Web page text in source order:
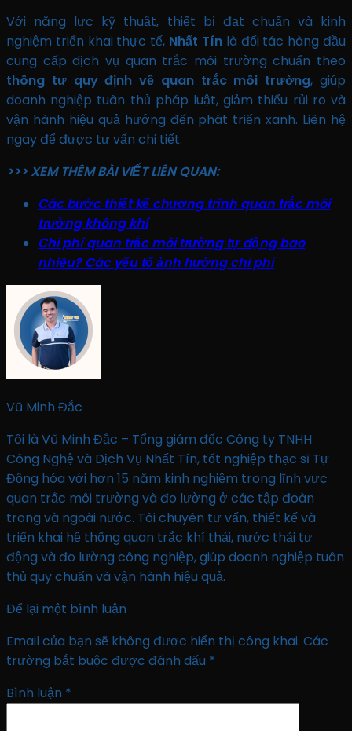
Với năng lực kỹ thuật, thiết bị đạt chuẩn và kinh
nghiệm triển khai thực tế, Nhất Tínlà đối tác hàng đầu
cung cấp dịch vụ quan trắc môi trường chuẩn theo
thông tư quy định về quan trắc môi trường, giúp
doanh nghiệp tuân thủ pháp luật, giảm thiểu rủi ro và
vận hành hiệu quả hướng đến phát triển xanh. Liên hệ
ngay để được tư vấn chi tiết.
>>> XEM THÊM BÀI VIẾT LIÊN QUAN:
Các bước thiết kế chương trình quan trắc môi
trường không khí
Chi phí quan trắc môi trường tự động bao
nhiêu? Các yếu tố ảnh hưởng chi phí
Vũ Minh Đắc
Tôi là Vũ Minh Đắc – Tổng giám đốc Công ty TNHH
Công Nghệ và Dịch Vụ Nhất Tín, tốt nghiệp thạc sĩ Tự
Động hóa với hơn 15 năm kinh nghiệm trong lĩnh vực
quan trắc môi trường và đo lường ở các tập đoàn
trong và ngoài nước. Tôi chuyên tư vấn, thiết kế và
triển khai hệ thống quan trắc khí thải, nước thải tự
động và đo lường công nghiệp, giúp doanh nghiệp tuân
thủ quy chuẩn và vận hành hiệu quả.
Để lại một bình luận
Email của bạn sẽ không được hiển thị công khai. Các
trường bắt buộc được đánh dấu *
Bình luận *